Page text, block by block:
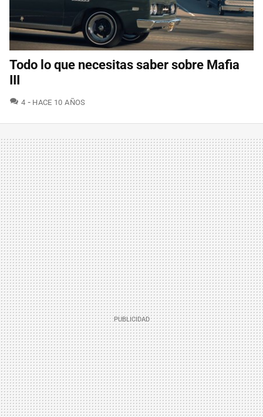
Todo lo que necesitas saber sobre Mafia
III
4 COMENTARIOS
HACE 10 AÑOS